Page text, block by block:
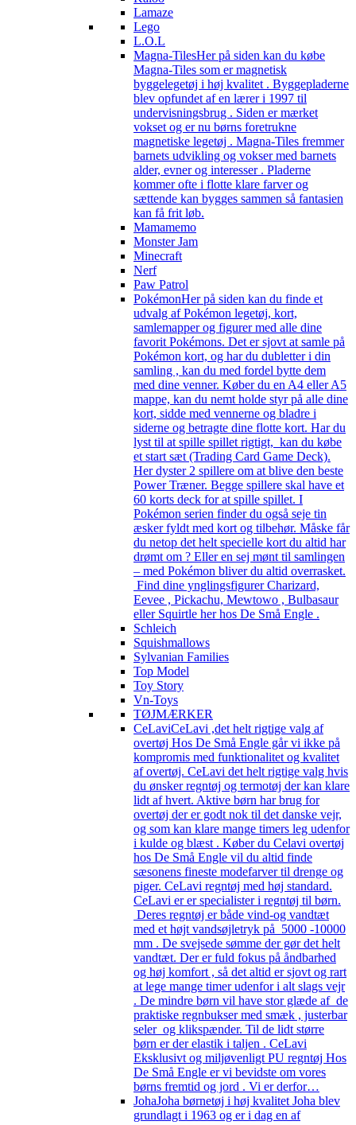
Lamaze
Lego
L.O.L
Magna-TilesHer på siden kan du købe
Magna-Tiles som er magnetisk
byggelegetøj i høj kvalitet . Byggepladerne
blev opfundet af en lærer i 1997 til
undervisningsbrug . Siden er mærket
vokset og er nu børns foretrukne
magnetiske legetøj . Magna-Tiles fremmer
barnets udvikling og vokser med barnets
alder, evner og interesser . Pladerne
kommer ofte i flotte klare farver og
sættende kan bygges sammen så fantasien
kan få frit løb.
Mamamemo
Monster Jam
Minecraft
Nerf
Paw Patrol
PokémonHer på siden kan du finde et
udvalg af Pokémon legetøj, kort,
samlemapper og figurer med alle dine
favorit Pokémons. Det er sjovt at samle på
Pokémon kort, og har du dubletter i din
samling , kan du med fordel bytte dem
med dine venner. Køber du en A4 eller A5
mappe, kan du nemt holde styr på alle dine
kort, sidde med vennerne og bladre i
siderne og betragte dine flotte kort. Har du
lyst til at spille spillet rigtigt, kan du købe
et start sæt (Trading Card Game Deck).
Her dyster 2 spillere om at blive den beste
Power Træner. Begge spillere skal have et
60 korts deck for at spille spillet. I
Pokémon serien finder du også seje tin
æsker fyldt med kort og tilbehør. Måske får
du netop det helt specielle kort du altid har
drømt om ? Eller en sej mønt til samlingen
– med Pokémon bliver du altid overrasket.
Find dine ynglingsfigurer Charizard,
Eevee , Pickachu, Mewtowo , Bulbasaur
eller Squirtle her hos De Små Engle .
Schleich
Squishmallows
Sylvanian Families
Top Model
Toy Story
Vn-Toys
TØJMÆRKER
CeLaviCeLavi ,det helt rigtige valg af
overtøj Hos De Små Engle går vi ikke på
kompromis med funktionalitet og kvalitet
af overtøj. CeLavi det helt rigtige valg hvis
du ønsker regntøj og termotøj der kan klare
lidt af hvert. Aktive børn har brug for
overtøj der er godt nok til det danske vejr,
og som kan klare mange timers leg udenfor
i kulde og blæst . Køber du Celavi overtøj
hos De Små Engle vil du altid finde
sæsonens fineste modefarver til drenge og
piger. CeLavi regntøj med høj standard.
CeLavi er er specialister i regntøj til børn.
Deres regntøj er både vind-og vandtæt
med et højt vandsøjletryk på 5000 -10000
mm . De svejsede sømme der gør det helt
vandtæt. Der er fuld fokus på åndbarhed
og høj komfort , så det altid er sjovt og rart
at lege mange timer udenfor i alt slags vejr
. De mindre børn vil have stor glæde af de
praktiske regnbukser med smæk , justerbar
seler og klikspænder. Til de lidt større
børn er der elastik i taljen . CeLavi
Eksklusivt og miljøvenligt PU regntøj Hos
De Små Engle er vi bevidste om vores
børns fremtid og jord . Vi er derfor…
JohaJoha børnetøj i høj kvalitet Joha blev
grundlagt i 1963 og er i dag en af